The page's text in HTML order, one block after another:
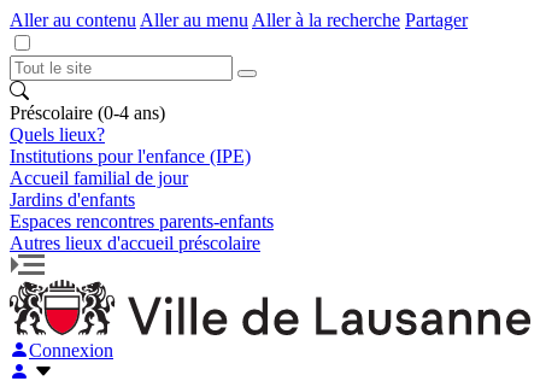
Aller au contenu Aller au menu Aller à la recherche Partager
Préscolaire (0-4 ans)
Quels lieux?
Institutions pour l'enfance (IPE)
Accueil familial de jour
Jardins d'enfants
Espaces rencontres parents-enfants
Autres lieux d'accueil préscolaire
Connexion